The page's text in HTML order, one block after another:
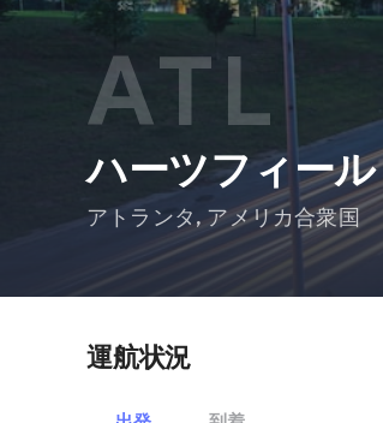
ATL
ハーツフィー
アトランタ,アメリカ合衆国
運航状況